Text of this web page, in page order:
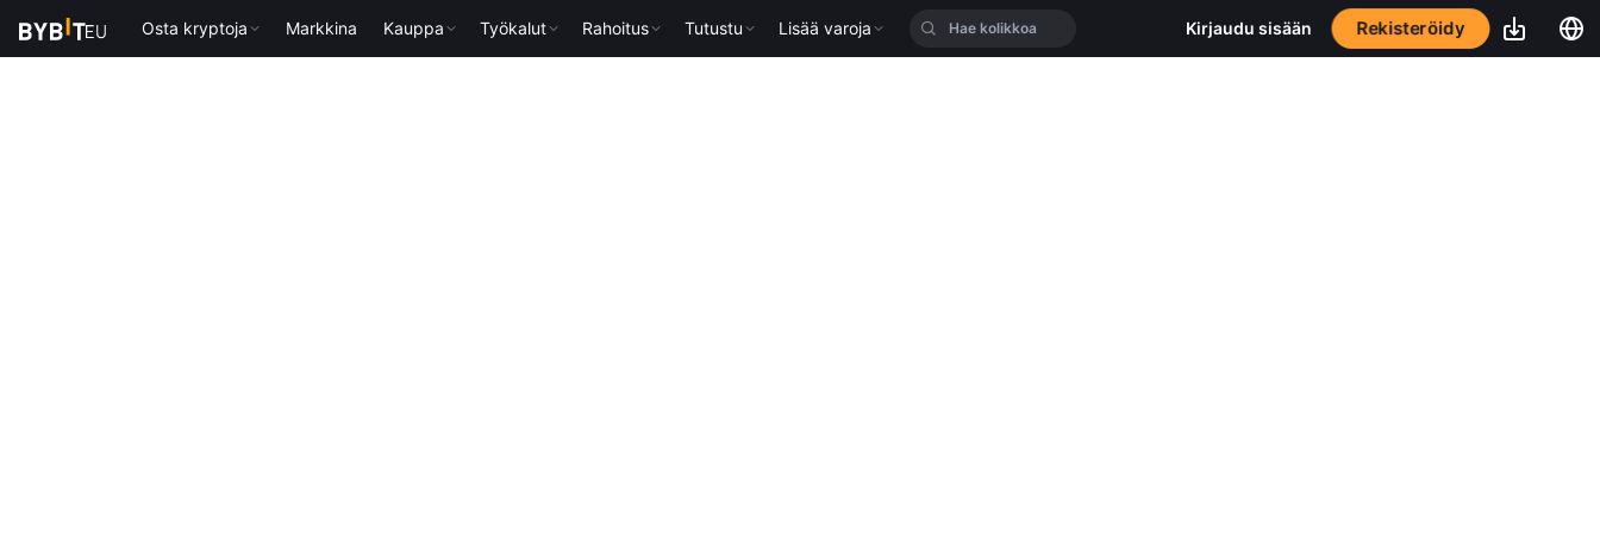
Osta kryptoja Markkina Kauppa Työkalut Rahoitus Tutustu Lisää varoja Kirjaudu sisään Rekisteröidy